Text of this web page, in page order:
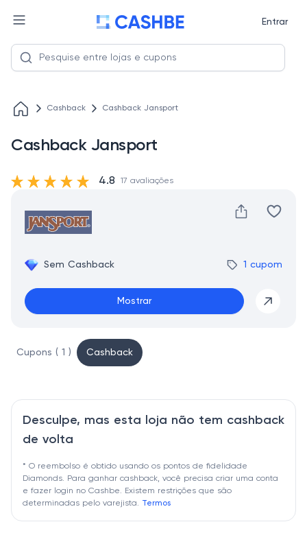
Entrar
Cashback Cashback Jansport
Cashback Jansport
Sem Cashback 1 cupom
Mostrar
4.8 17 avaliações
Cupons ( 1 ) Cashback
Desculpe, mas esta loja não tem cashback
de volta
* O reembolso é obtido usando os pontos de fidelidade
Diamonds. Para ganhar cashback, você precisa criar uma conta
e fazer login no Cashbe. Existem restrições que são
determinadas pelo varejista. Termos